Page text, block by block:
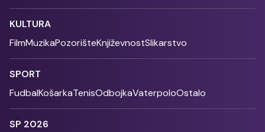
KULTURA
FilmMuzikaPozorišteKnjiževnostSlikarstvo
SPORT
FudbalKošarkaTenisOdbojkaVaterpoloOstalo
SP 2026